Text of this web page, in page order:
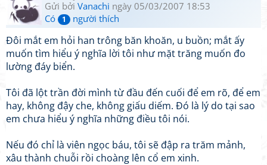
Gửi bởi Vanachi ngày 05/03/2007 18:53
Có
1 người thích
Đôi mắt em hỏi han trông băn khoăn, u buồn; mắt ấy
muốn tìm hiểu ý nghĩa lời tôi như mặt trăng muốn đo
lường đáy biển.
Tôi đã lột trần đời mình từ đầu đến cuối để em rõ, để em
hay, không đậy che, không giấu diếm. Đó là lý do tại sao
em chưa hiểu ý nghĩa những điều tôi nói.
Nếu đó chỉ là viên ngọc báu, tôi sẽ đập ra trăm mảnh,
xâu thành chuỗi rồi choàng lên cổ em xinh.